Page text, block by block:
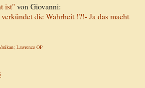
ist"von Giovanni:
die Wahrheit !?!- Ja das macht
Lawrence OP